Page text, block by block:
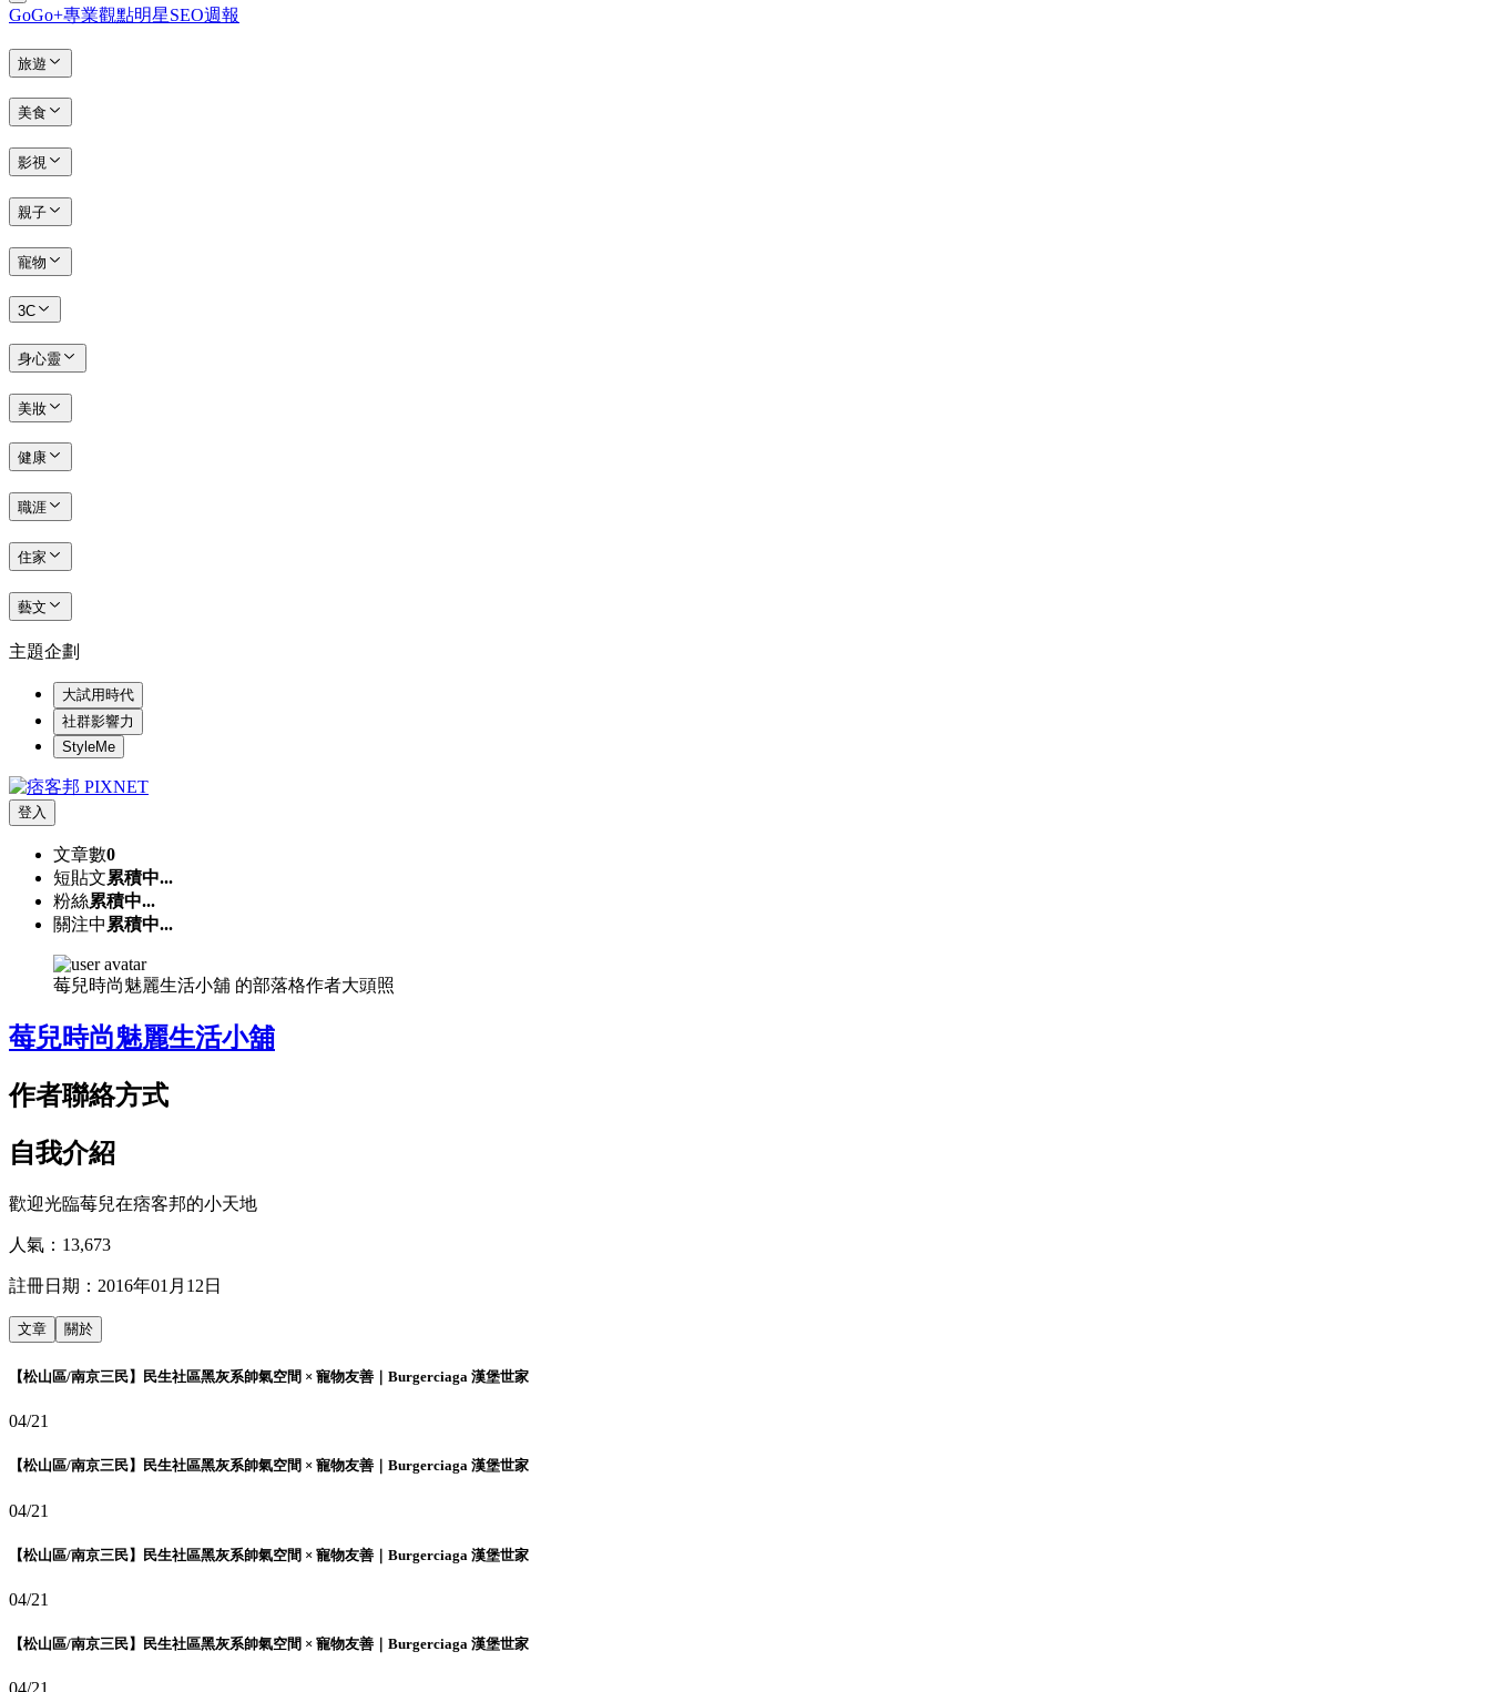
GoGo+專業觀點明星SEO週報
旅遊
美食
影視
親子
寵物
3C
身心靈
美妝
健康
職涯
住家
藝文
主題企劃
大試用時代
社群影響力
StyleMe
登入
文章數0
短貼文累積中...
粉絲累積中...
關注中 累積中...
莓兒時尚魅麗生活小舖 的部落格作者大頭照
莓兒時尚魅麗生活小舖
作者聯絡方式
自我介紹
歡迎光臨莓兒在痞客邦的小天地
人氣： 13,673
註冊日期： 2016年01月12日
文章 關於
【松山區/南京三民】民生社區黑灰系帥氣空間 × 寵物友善｜Burgerciaga 漢堡世家
04/21
【松山區/南京三民】民生社區黑灰系帥氣空間 × 寵物友善｜Burgerciaga 漢堡世家
04/21
【松山區/南京三民】民生社區黑灰系帥氣空間 × 寵物友善｜Burgerciaga 漢堡世家
04/21
【松山區/南京三民】民生社區黑灰系帥氣空間 × 寵物友善｜Burgerciaga 漢堡世家